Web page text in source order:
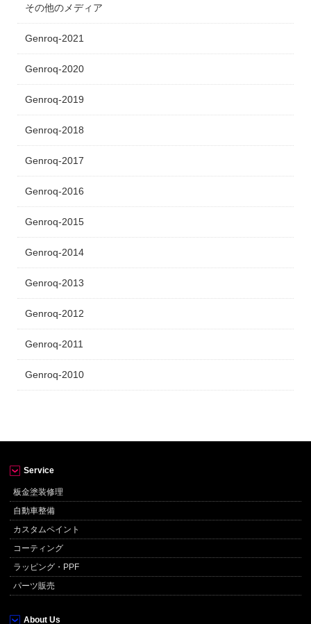
その他のメディア
Genroq-2021
Genroq-2020
Genroq-2019
Genroq-2018
Genroq-2017
Genroq-2016
Genroq-2015
Genroq-2014
Genroq-2013
Genroq-2012
Genroq-2011
Genroq-2010
Service
板金塗装修理
自動車整備
カスタムペイント
コーティング
ラッピング・PPF
パーツ販売
About Us